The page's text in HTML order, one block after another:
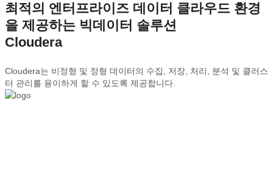
최적의 엔터프라이즈 데이터 클라우드 환경
을 제공하는 빅데이터 솔루션
Cloudera
Cloudera는 비정형 및 정형 데이터의 수집, 저장, 처리, 분석 및 클러스
터 관리를 용이하게 할 수 있도록 제공합니다.